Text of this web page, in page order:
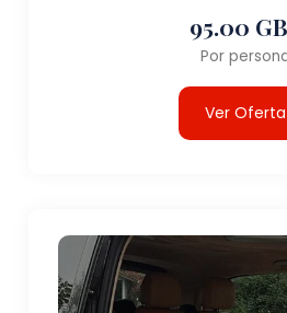
95.00
Por
Ver Oferta